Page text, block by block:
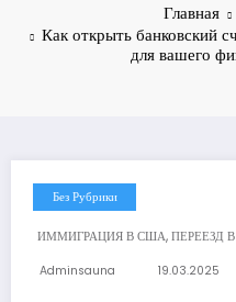
Главная
Как открыть банковский
для вашего
Без Рубрики
ИММИГРАЦИЯ В США, ПЕРЕЕЗД
Adminsauna 19.03.2025